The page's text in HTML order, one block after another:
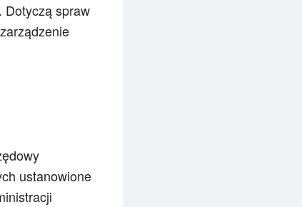
Dotyczą spraw
ustanowione